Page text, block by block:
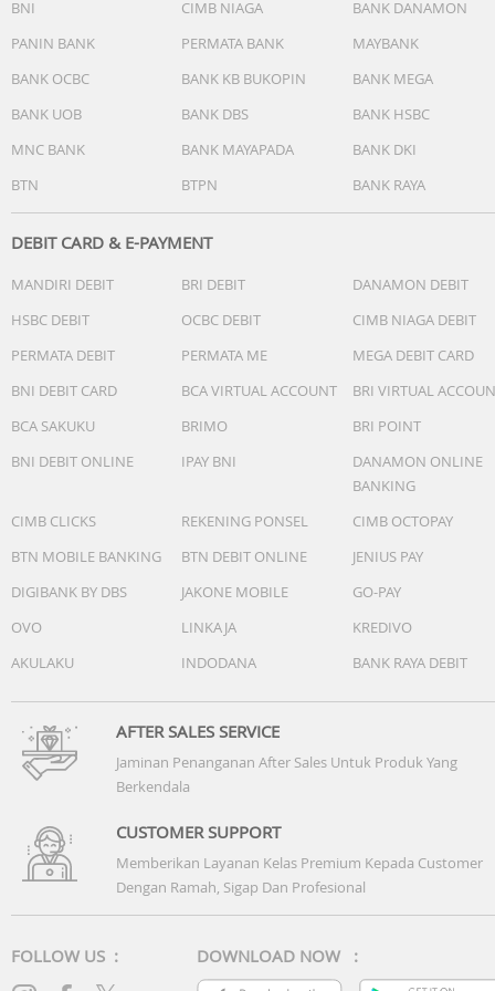
BNI
CIMB NIAGA
BANK DANAMON
PANIN BANK
PERMATA BANK
MAYBANK
BANK OCBC
BANK KB BUKOPIN
BANK MEGA
BANK UOB
BANK DBS
BANK HSBC
MNC BANK
BANK MAYAPADA
BANK DKI
BTN
BTPN BANK RAYA
DEBIT CARD & E-PAYMENT
MANDIRI DEBIT BRI DEBIT
DANAMON DEBIT
HSBC DEBIT
OCBC DEBIT
CIMB NIAGA DEBIT
PERMATA DEBIT
PERMATA ME
MEGA DEBIT CARD
BNI DEBIT CARD
BCA VIRTUAL ACCOUNT
BRI VIRTUAL
BCA SAKUKU
BRIMO
BRI POINT
BNI DEBIT ONLINE
IPAY BNI
DANAMON ONLINE
BANKING
CIMB CLICKS
REKENING PONSEL
CIMB OCTOPAY
BTN MOBILE BANKING
BTN DEBIT ONLINE
JENIUS PAY
DIGIBANK BY DBS
JAKONE MOBILE
GO-PAY
OVO
LINKAJA
KREDIVO
AKULAKU
INDODANA BANK RAYA DEBIT
AFTER SALES SERVICE
Jaminan Penanganan After Sales Untuk Produk Yang
Berkendala
CUSTOMER SUPPORT
Memberikan Layanan Kelas Premium Kepada Customer
Dengan Ramah, Sigap Dan Profesional
FOLLOW US : DOWNLOAD NOW :